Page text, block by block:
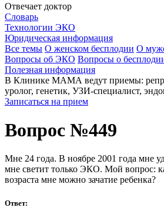
Отвечает доктор
Словарь
Технологии ЭКО
Юридическая информация
Все темы О женском бесплодии О
Вопросы об ЭКО Вопросы о
Полезная информация
В Клинике МАМА ведут приемы:
уролог, генетик, УЗИ-специалист,
Записаться на прием
Вопрос №449
Мне 24 года. В ноябре 2001 года мне
мне светит только ЭКО. Мой вопрос:
возраста мне можно зачатие ребенка?
Ответ: